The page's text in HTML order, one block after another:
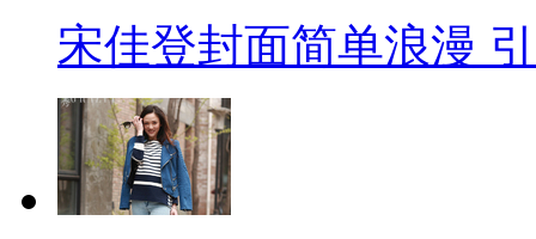
宋佳登封面简单浪漫